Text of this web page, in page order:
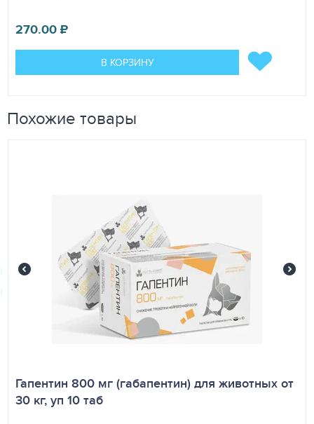
270.00₽
В КОРЗИНУ
Похожие товары
Гапентин 800 мг (габапентин) для животных от
30 кг, уп 10 таб